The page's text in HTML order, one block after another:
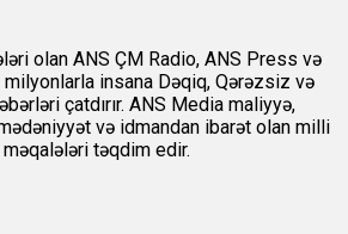
olan ANS ÇM Radio, ANS Press və
insana Dəqiq, Qərəzsiz və
çatdırır. ANS Media maliyyə,
və idmandan ibarət olan milli
təqdim edir.